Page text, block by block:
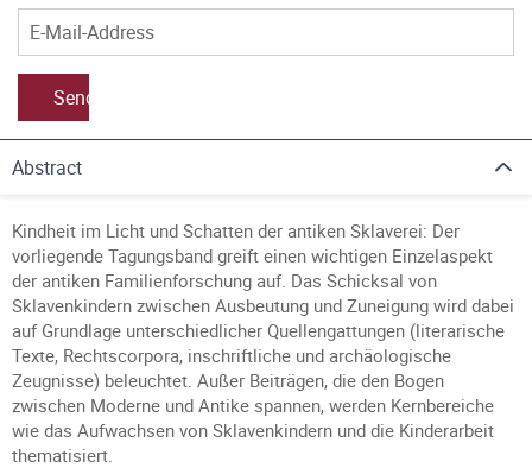
Send
Abstract
Kindheit im Licht und Schatten der antiken Sklaverei: Der
vorliegende Tagungsband greift einen wichtigen Einzelaspekt
der antiken Familienforschung auf. Das Schicksal von
Sklavenkindern zwischen Ausbeutung und Zuneigung wird dabei
auf Grundlage unterschiedlicher Quellengattungen (literarische
Texte, Rechtscorpora, inschriftliche und archäologische
Zeugnisse) beleuchtet. Außer Beiträgen, die den Bogen
zwischen Moderne und Antike spannen, werden Kernbereiche
wie das Aufwachsen von Sklavenkindern und die Kinderarbeit
thematisiert.